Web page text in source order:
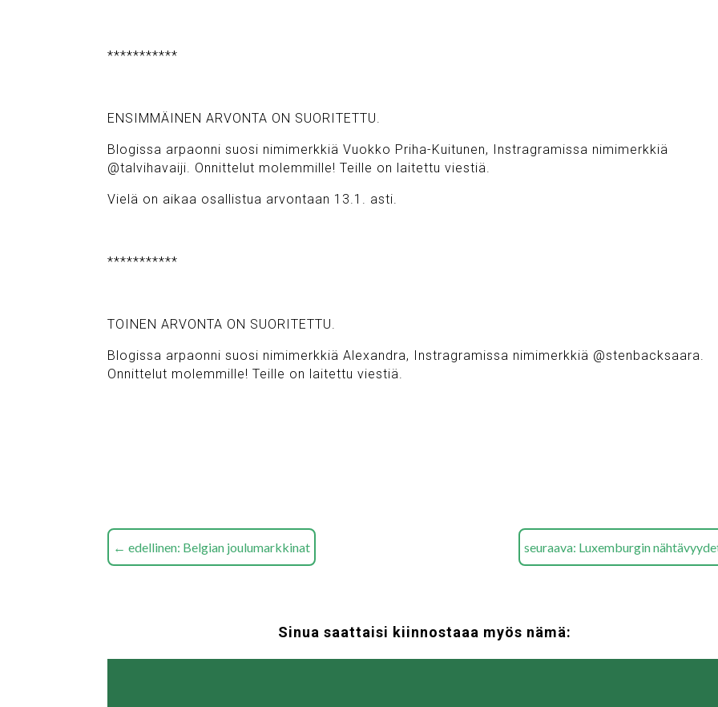
***********
ENSIMMÄINEN ARVONTA ON SUORITETTU.
Blogissa arpaonni suosi nimimerkkiä Vuokko Priha-Kuitunen, Instragramissa nimimerkkiä
@talvihavaiji. Onnittelut molemmille! Teille on laitettu viestiä.
Vielä on aikaa osallistua arvontaan 13.1. asti.
***********
TOINEN ARVONTA ON SUORITETTU.
Blogissa arpaonni suosi nimimerkkiä Alexandra, Instragramissa nimimerkkiä @stenbacksaara.
Onnittelut molemmille! Teille on laitettu viestiä.
←edellinen: Belgian joulumarkkinat seuraava: Luxemburgin
Sinua saattaisi kiinnostaaa myös nämä: